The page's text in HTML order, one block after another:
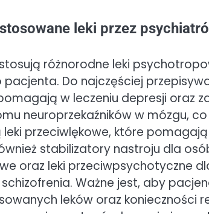
leki przez
różnorodne leki
Do najczęściej
w leczeniu depresji oraz
neuroprzekaźników w mózgu,
przeciwlękowe, które
stabilizatory nastroju dla
oraz leki przeciwpsychotyczne
Ważne jest, aby
leków oraz konieczności